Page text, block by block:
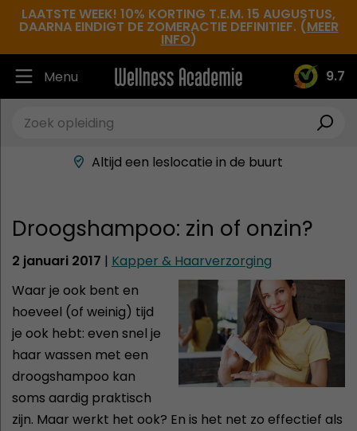
LAATSTE WEEK! 10% KORTING T.E.M. 15 AUGUSTUS,
DAARNA EINDIGT DE ZOMERACTIE DEFINITIEF. (MEER
INFO)
9.7
Menu
Ruim 30.000 tevreden studenten
Beste docenten in de branche
Altijd een leslocatie in de buurt
Droogshampoo: zin of onzin?
2 januari 2017 | Kapper & Haarverzorging
Waar je ook bent en
hoeveel (of weinig) tijd
je ook hebt: even snel je
haar wassen met een
droogshampoo kan
soms aardig praktisch
zijn. Maar werkt het ook? En is het net zo effectief als